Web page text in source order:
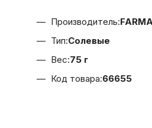
Производитель:
Тип:Солевые
Вес:75 г
Код товара:66655